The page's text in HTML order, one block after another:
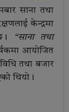
साना तथा
केन्द्रमा
“साना तथा
आयोजित
तथा बजार
थियो।